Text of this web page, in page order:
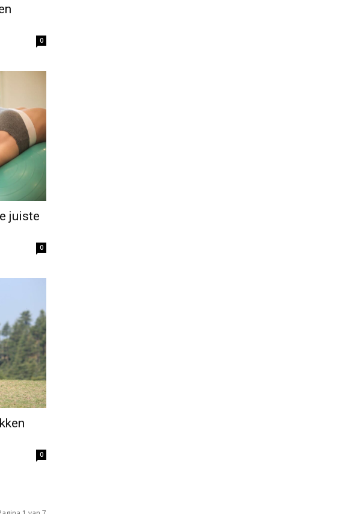
0
juiste
0
0